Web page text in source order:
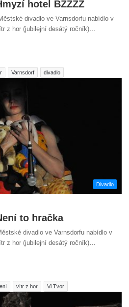
hotel BZZZZ
divadlo ve Varnsdorfu nabídlo v
z hor (jubilejní desátý ročník)…
Varnsdorf divadlo
Divadlo
to hračka
divadlo ve Varnsdorfu nabídlo v
z hor (jubilejní desátý ročník)…
vítr z hor Vi.Tvor